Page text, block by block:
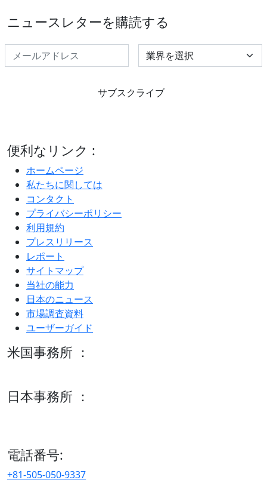
ニュースレターを購読する
Select Industry
サブスクライブ
便利なリンク :
ホームページ
私たちに関しては
コンタクト
プライバシーポリシー
利用規約
プレスリリース
レポート
サイトマップ
当社の能力
日本のニュース
市場調査資料
ユーザーガイド
米国事務所 ：
日本事務所 ：
電話番号:
+81-505-050-9337